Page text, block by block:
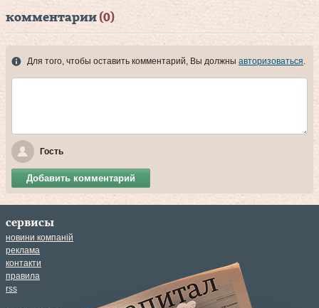
комментарии (0)
Для того, чтобы оставить комментарий, Вы должны авторизоваться.
Гость
Добавить комментарий
сервисы
новини компаній
реклама
контакти
правила
rss